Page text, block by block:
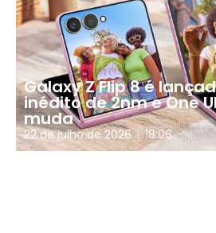
Galaxy Z Flip 8 é
inédito de 2nm e One
muda
22 de julho de 2026 18:06